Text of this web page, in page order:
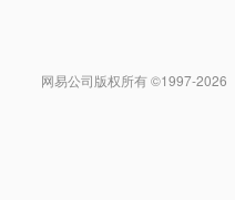
网易公司版权所有 ©1997-2026